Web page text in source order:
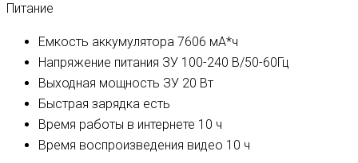
Питание
Емкость аккумулятора 7606 мА*ч
Напряжение питания ЗУ 100-240 В/50-60Гц
Выходная мощность ЗУ 20 Вт
Быстрая зарядка есть
Время работы в интернете 10 ч
Время воспроизведения видео 10 ч